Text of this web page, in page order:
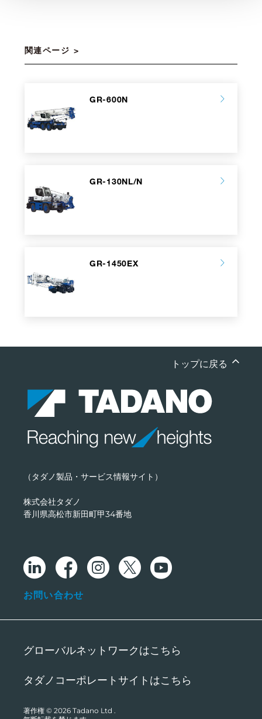
関連ページ
GR-600N
GR-130NL/N
GR-1450EX
トップに戻る
（タダノ製品・サービス情報サイト）
株式会社タダノ
香川県高松市新田町甲34番地
お問い合わせ
グローバルネットワークはこちら
タダノコーポレートサイトはこちら
著作権 © 2026 Tadano Ltd .